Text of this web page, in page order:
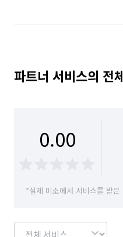
파트너 서비스의 전
0.00
*실제 미소에서 서비스를 받